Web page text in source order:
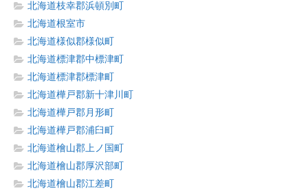
北海道枝幸郡浜頓別町
北海道根室市
北海道様似郡様似町
北海道標津郡中標津町
北海道標津郡標津町
北海道樺戸郡新十津川町
北海道樺戸郡月形町
北海道樺戸郡浦臼町
北海道檜山郡上ノ国町
北海道檜山郡厚沢部町
北海道檜山郡江差町